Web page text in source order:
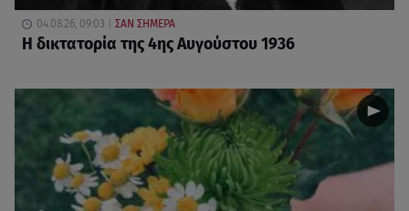
04.08.26, 09:03 ΣΑΝ ΣΗΜΕΡΑ
Η δικτατορία της 4ης Αυγούστου 1936